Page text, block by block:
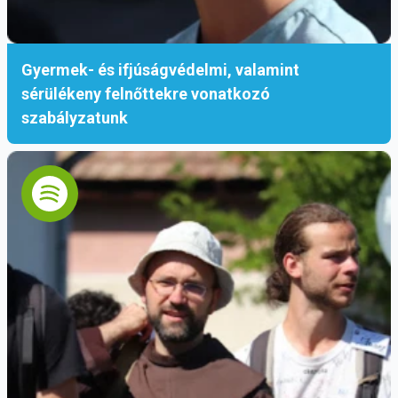
Gyermek- és ifjúságvédelmi, valamint
sérülékeny felnőttekre vonatkozó
szabályzatunk